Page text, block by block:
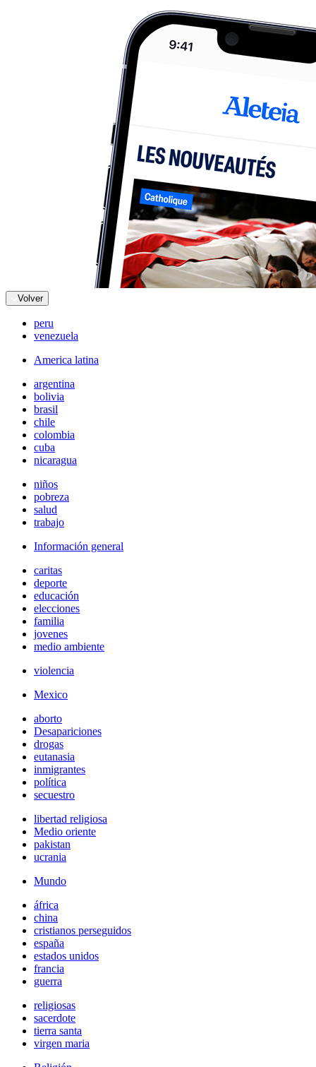
Volver
peru
venezuela
America latina
argentina
bolivia
brasil
chile
colombia
cuba
nicaragua
niños
pobreza
salud
trabajo
Información general
caritas
deporte
educación
elecciones
familia
jovenes
medio ambiente
violencia
Mexico
aborto
Desapariciones
drogas
eutanasia
inmigrantes
política
secuestro
libertad religiosa
Medio oriente
pakistan
ucrania
Mundo
áfrica
china
cristianos perseguidos
españa
estados unidos
francia
guerra
religiosas
sacerdote
tierra santa
virgen maria